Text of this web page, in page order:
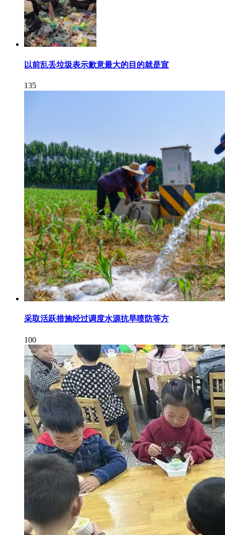
以前乱丢垃圾表示歉意最大的目的就是宣
135
采取活跃措施经过调度水源抗旱喷防等方
100